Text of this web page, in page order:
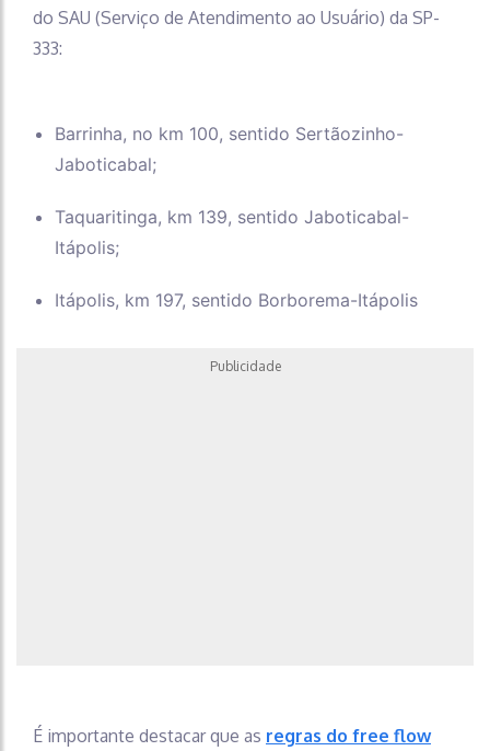
do SAU (Serviço de Atendimento ao Usuário) da SP-
333:
Barrinha, no km 100, sentido Sertãozinho-
Jaboticabal;
Taquaritinga, km 139, sentido Jaboticabal-
Itápolis;
Itápolis, km 197, sentido Borborema-Itápolis
Publicidade
É importante destacar que as regras do free flow